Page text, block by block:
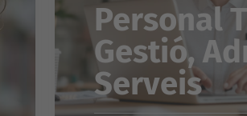
Personal
Gestió,
Serveis